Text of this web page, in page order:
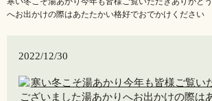
へお出かけの際はあたたかい格好でおでかけください
2022/12/30